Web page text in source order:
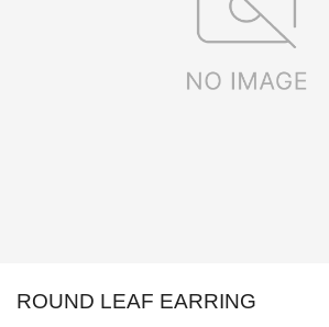
ROUND LEAF EARRING